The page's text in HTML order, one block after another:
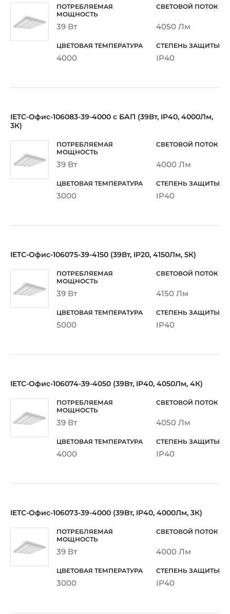
39 Вт 4050 Лм
4000 IP40
IETC-Офис-106083-39-4000 с БАП (39Вт, IP40, 4000Лм,
3К)
39 Вт 4000 Лм
3000 IP40
IETC-Офис-106075-39-4150 (39Вт, IP20, 4150Лм, 5К)
39 Вт 4150 Лм
5000 IP40
IETC-Офис-106074-39-4050 (39Вт, IP40, 4050Лм, 4К)
39 Вт 4050 Лм
4000 IP40
IETC-Офис-106073-39-4000 (39Вт, IP40, 4000Лм, 3К)
39 Вт 4000 Лм
3000 IP40